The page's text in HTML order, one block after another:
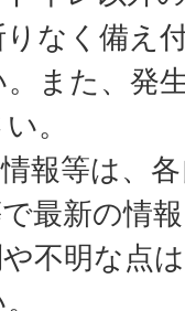
なく備え
また、発
。
報等は、
最新の情
不明な点